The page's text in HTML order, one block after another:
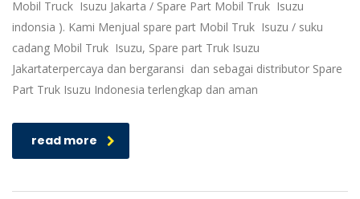
Mobil Truck Isuzu Jakarta / Spare Part Mobil Truk Isuzu
indonsia ). Kami Menjual spare part Mobil Truk Isuzu / suku
cadang Mobil Truk Isuzu, Spare part Truk Isuzu
Jakartaterpercaya dan bergaransi dan sebagai distributor Spare
Part Truk Isuzu Indonesia terlengkap dan aman
read more